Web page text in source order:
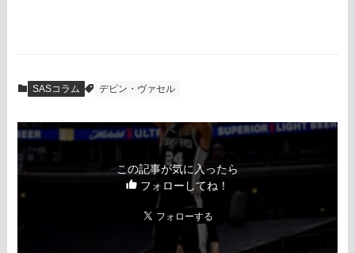
SASコラム デビン・ヴァセル
この記事が気に入ったら
フォローしてね！